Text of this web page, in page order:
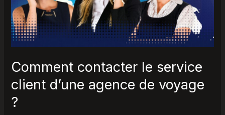
Comment contacter le service
client d’une agence de voyage
?
d’une
agence
de
voyage
?